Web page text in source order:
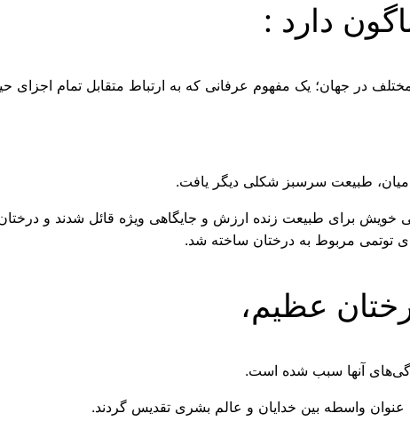
دارد :
در جهان؛ یک مفهوم عرفانی که به ارتباط متقابل تمام اجزای
طبیعت سرسبز شکلی دیگر یافت.
خویش برای طبیعت زنده ارزش و جایگاهی ویژه قائل شدند و
توتمی ‌مربوط به درختان ساخته شد.
آنها سبب شده است.
عنوان واسطه بین خدایان و عالم بشری تقدیس گردند.